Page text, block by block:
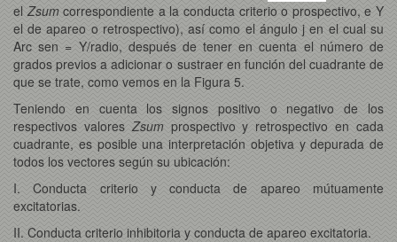
el Zsumcorrespondiente a la conducta criterio o prospectivo, e Y
el de apareo o retrospectivo), así como el ángulo j en el cual su
Arc sen = Y/radio, después de tener en cuenta el número de
grados previos a adicionar o sustraer en función del cuadrante de
que se trate, como vemos en la Figura 5.
Teniendo en cuenta los signos positivo o negativo de los
respectivos valores Zsum prospectivo y retrospectivo en cada
cuadrante, es posible una interpretación objetiva y depurada de
todos los vectores según su ubicación:
I. Conducta criterio y conducta de apareo mútuamente
excitatorias.
II. Conducta criterio inhibitoria y conducta de apareo excitatoria.